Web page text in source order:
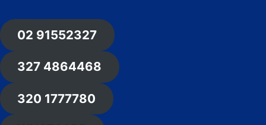
02 91552327
327 4864468
320 1777780